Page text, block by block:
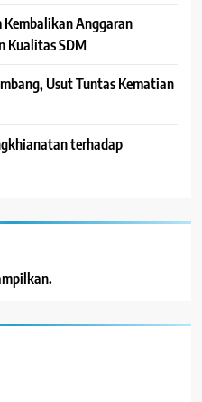
Kembalikan Anggaran
Kualitas SDM
Usut Tuntas Kematian
terhadap